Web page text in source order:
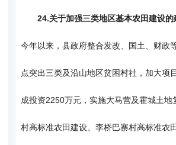
24.关于加强三类地区基本农田建设的
今年以来，县政府整合发改、国土、财政
点突出三类及沿山地区贫困村社，加大项
成投资2250万元，实施大马营及霍城土地
村高标准农田建设、李桥巴寨村高标准农